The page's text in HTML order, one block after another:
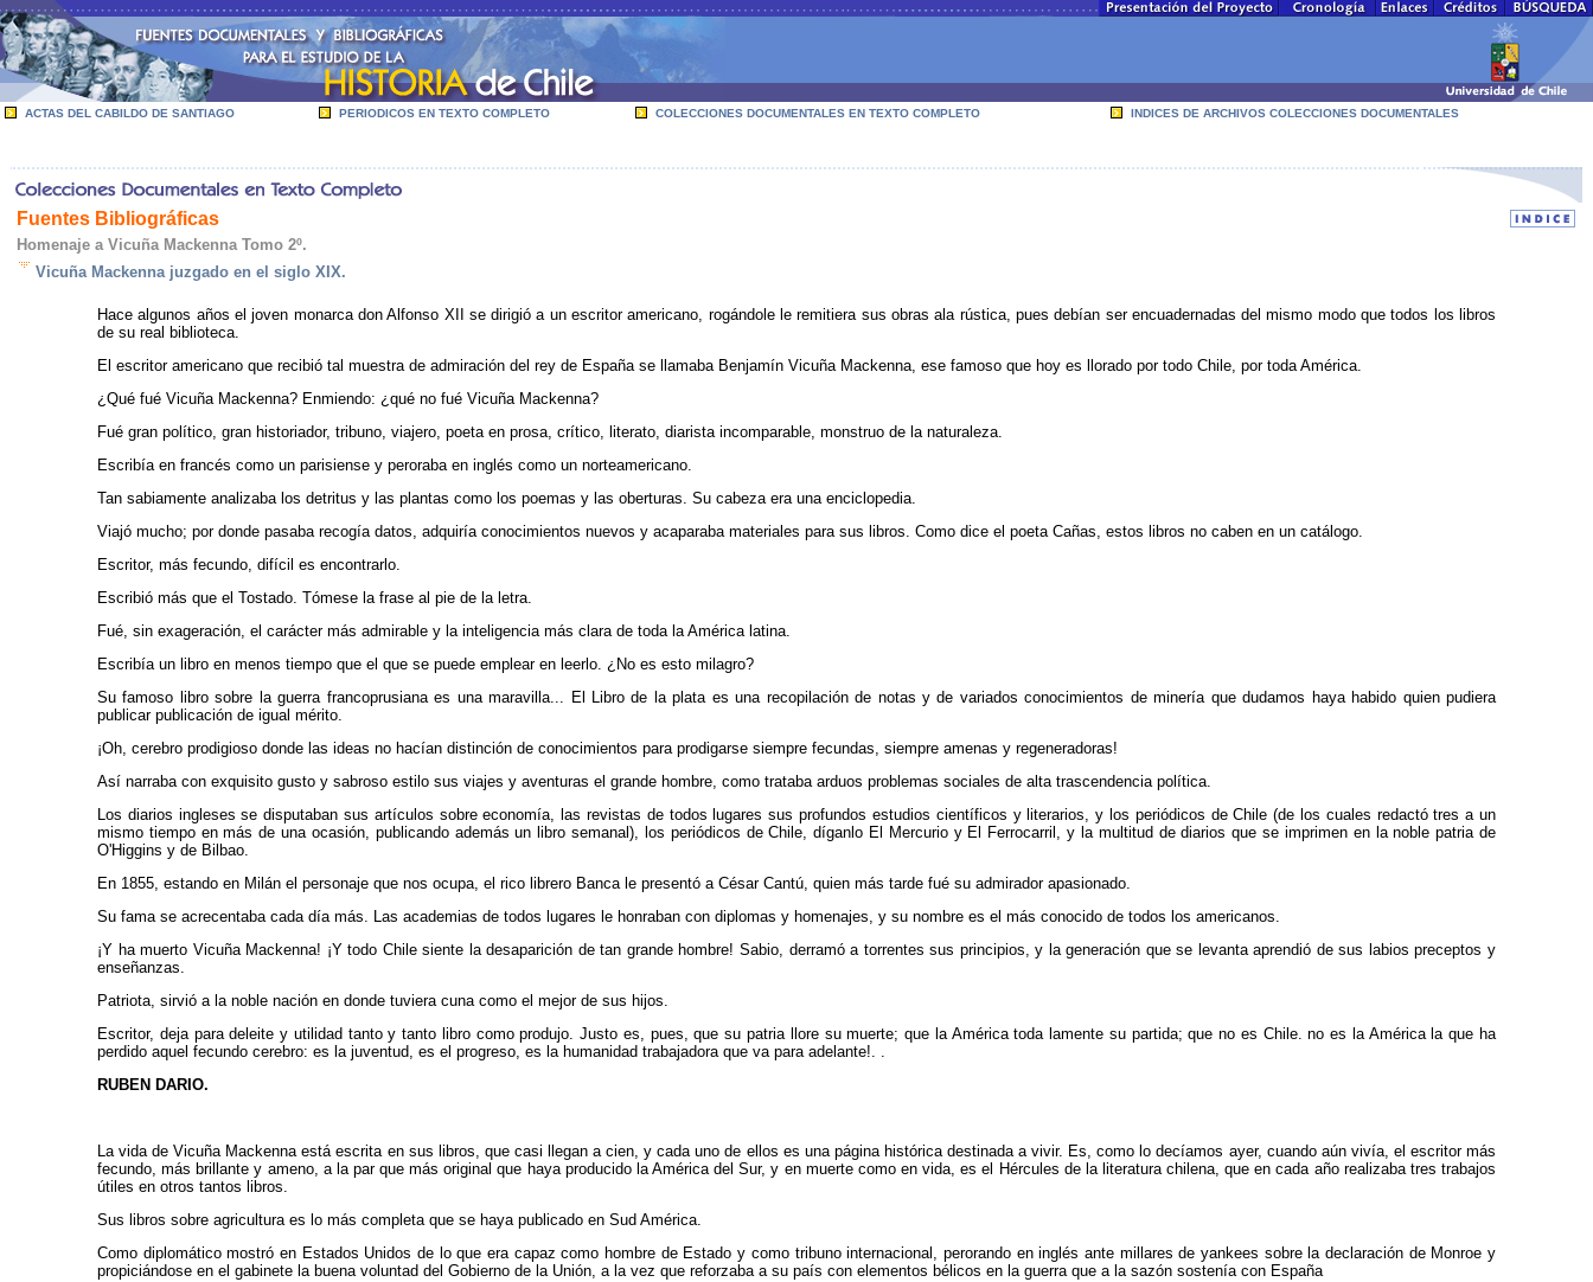
ACTAS DEL CABILDO DE SANTIAGO PERIODICOS EN TEXTO COMPLETO COLECCIONES DOCUMENTALES EN TEXTO COMPLETO INDICES DE ARCHIVOS COLECCIONES DOCUMENTALES
Fuentes Bibliográficas
Homenaje a Vicuña Mackenna Tomo 2º.
Vicuña Mackenna juzgado en el siglo XIX.
Hace algunos años el joven monarca don Alfonso XII se dirigió a un escritor americano, rogándole le remitiera sus obras ala rústica, pues debían ser encuadernadas del mismo modo que todos los libros
de su real biblioteca.
El escritor americano que recibió tal muestra de admiración del rey de España se llamaba Benjamín Vicuña Mackenna, ese famoso que hoy es llorado por todo Chile, por toda América.
¿Qué fué Vicuña Mackenna? Enmiendo: ¿qué no fué Vicuña Mackenna?
Fué gran político, gran historiador, tribuno, viajero, poeta en prosa, crítico, literato, diarista incomparable, monstruo de la naturaleza.
Escribía en francés como un parisiense y peroraba en inglés como un norteamericano.
Tan sabiamente analizaba los detritus y las plantas como los poemas y las oberturas. Su cabeza era una enciclopedia.
Viajó mucho; por donde pasaba recogía datos, adquiría conocimientos nuevos y acaparaba materiales para sus libros. Como dice el poeta Cañas, estos libros no caben en un catálogo.
Escritor, más fecundo, difícil es encontrarlo.
Escribió más que el Tostado. Tómese la frase al pie de la letra.
Fué, sin exageración, el carácter más admirable y la inteligencia más clara de toda la América latina.
Escribía un libro en menos tiempo que el que se puede emplear en leerlo. ¿No es esto milagro?
Su famoso libro sobre la guerra francoprusiana es una maravilla... El Libro de la plata es una recopilación de notas y de variados conocimientos de minería que dudamos haya habido quien pudiera
publicar publicación de igual mérito.
¡Oh, cerebro prodigioso donde las ideas no hacían distinción de conocimientos para prodigarse siempre fecundas, siempre amenas y regeneradoras!
Así narraba con exquisito gusto y sabroso estilo sus viajes y aventuras el grande hombre, como trataba arduos problemas sociales de alta trascendencia política.
Los diarios ingleses se disputaban sus artículos sobre economía, las revistas de todos lugares sus profundos estudios científicos y literarios, y los periódicos de Chile (de los cuales redactó tres a un
mismo tiempo en más de una ocasión, publicando además un libro semanal), los periódicos de Chile, díganlo El Mercurio y El Ferrocarril, y la multitud de diarios que se imprimen en la noble patria de
O'Higgins y de Bilbao.
En 1855, estando en Milán el personaje que nos ocupa, el rico librero Banca le presentó a César Cantú, quien más tarde fué su admirador apasionado.
Su fama se acrecentaba cada día más. Las academias de todos lugares le honraban con diplomas y homenajes, y su nombre es el más conocido de todos los americanos.
¡Y ha muerto Vicuña Mackenna! ¡Y todo Chile siente la desaparición de tan grande hombre! Sabio, derramó a torrentes sus principios, y la generación que se levanta aprendió de sus labios preceptos y
enseñanzas.
Patriota, sirvió a la noble nación en donde tuviera cuna como el mejor de sus hijos.
Escritor, deja para deleite y utilidad tanto y tanto libro como produjo. Justo es, pues, que su patria llore su muerte; que la América toda lamente su partida; que no es Chile. no es la América la que ha
perdido aquel fecundo cerebro: es la juventud, es el progreso, es la humanidad trabajadora que va para adelante!. .
RUBEN DARIO.
La vida de Vicuña Mackenna está escrita en sus libros, que casi llegan a cien, y cada uno de ellos es una página histórica destinada a vivir. Es, como lo decíamos ayer, cuando aún vivía, el escritor más
fecundo, más brillante y ameno, a la par que más original que haya producido la América del Sur, y en muerte como en vida, es el Hércules de la literatura chilena, que en cada año realizaba tres trabajos
útiles en otros tantos libros.
Sus libros sobre agricultura es lo más completa que se haya publicado en Sud América.
Como diplomático mostró en Estados Unidos de lo que era capaz como hombre de Estado y como tribuno internacional, perorando en inglés ante millares de yankees sobre la declaración de Monroe y
propiciándose en el gabinete la buena voluntad del Gobierno de la Unión, a la vez que reforzaba a su país con elementos bélicos en la guerra que a la sazón sostenía con España